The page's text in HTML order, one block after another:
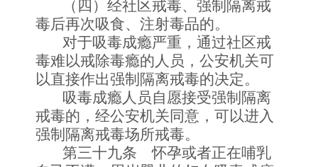
（四）经社区戒毒、强制隔离戒
毒后再次吸食、注射毒品的。
对于吸毒成瘾严重，通过社区戒
毒难以戒除毒瘾的人员，公安机关可
以直接作出强制隔离戒毒的决定。
吸毒成瘾人员自愿接受强制隔离
戒毒的，经公安机关同意，可以进入
强制隔离戒毒场所戒毒。
第三十九条 怀孕或者正在哺乳